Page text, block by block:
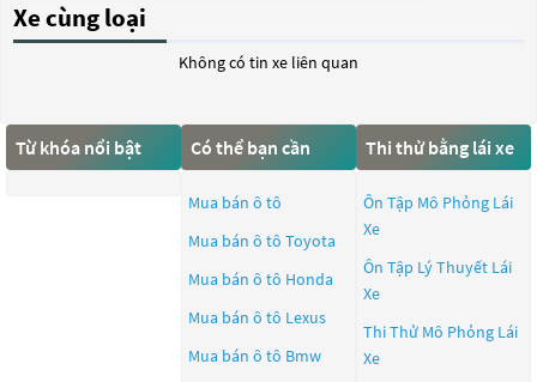
Xe cùng loại
Không có tin xe liên quan
Từ khóa nổi bật Có thể bạn cần
Mua bán ô tô
Mua bán ô tô Toyota
Mua bán ô tô Honda
Mua bán ô tô Lexus
Mua bán ô tô Bmw
Thi thử bằng lái xe
Ôn Tập Mô Phỏng Lái
Xe
Ôn Tập Lý Thuyết Lái
Xe
Thi Thử Mô Phỏng Lái
Xe